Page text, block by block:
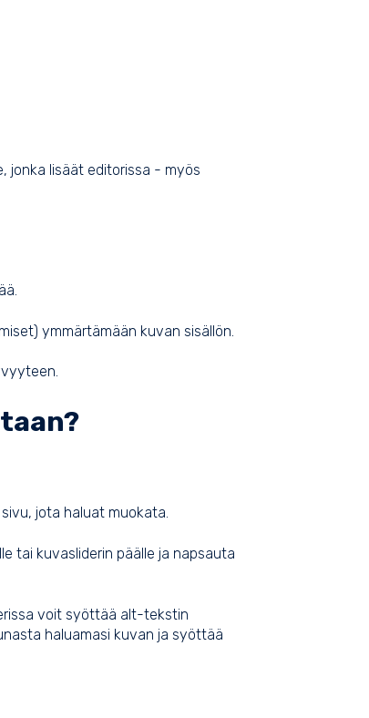
jonka lisäät editorissa - myös
ymmärtämään kuvan sisällön.
jota haluat muokata.
tai kuvasliderin päälle ja napsauta
voit syöttää alt-tekstin
haluamasi kuvan ja syöttää